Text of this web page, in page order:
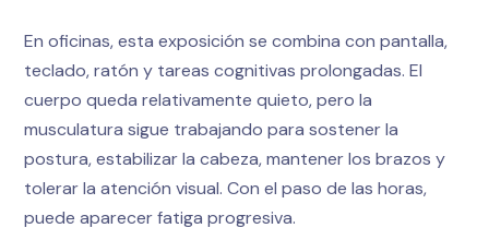
En oficinas, esta exposición se combina con pantalla,
teclado, ratón y tareas cognitivas prolongadas. El
cuerpo queda relativamente quieto, pero la
musculatura sigue trabajando para sostener la
postura, estabilizar la cabeza, mantener los brazos y
tolerar la atención visual. Con el paso de las horas,
puede aparecer fatiga progresiva.